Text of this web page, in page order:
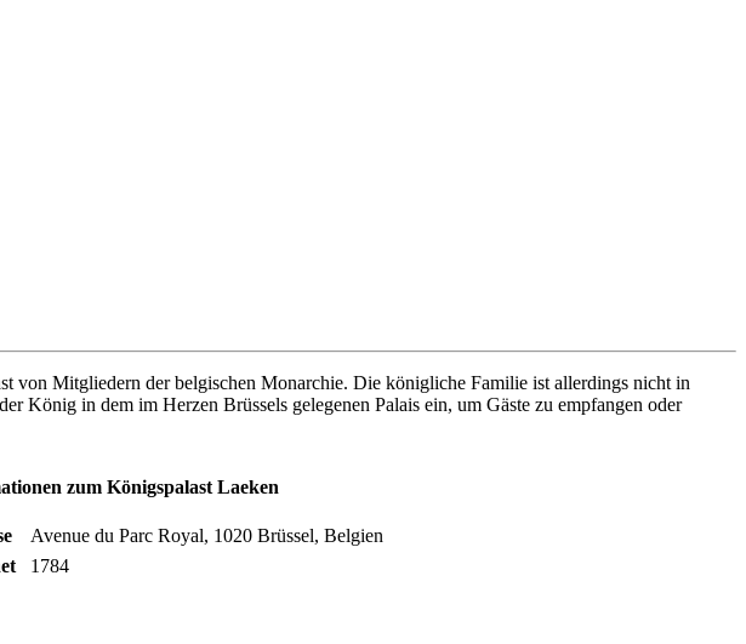
von Mitgliedern der belgischen Monarchie. Die königliche Familie ist allerdings nicht in
König in dem im Herzen Brüssels gelegenen Palais ein, um Gäste zu empfangen oder
zum Königspalast Laeken
Avenue du Parc Royal, 1020 Brüssel, Belgien
1784